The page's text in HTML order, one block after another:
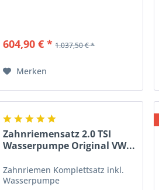
604,90 € * 1.037,50 € *
Merken
Zahnriemensatz 2.0 TSI
Wasserpumpe Original VW...
Zahnriemen Komplettsatz inkl.
Wasserpumpe